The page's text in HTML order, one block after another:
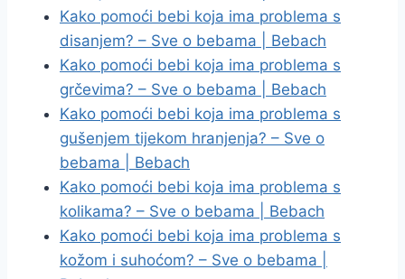
Kako pomoći bebi koja ima problema s
disanjem? – Sve o bebama | Bebach
Kako pomoći bebi koja ima problema s
grčevima? – Sve o bebama | Bebach
Kako pomoći bebi koja ima problema s
gušenjem tijekom hranjenja? – Sve o
bebama | Bebach
Kako pomoći bebi koja ima problema s
kolikama? – Sve o bebama | Bebach
Kako pomoći bebi koja ima problema s
kožom i suhoćom? – Sve o bebama |